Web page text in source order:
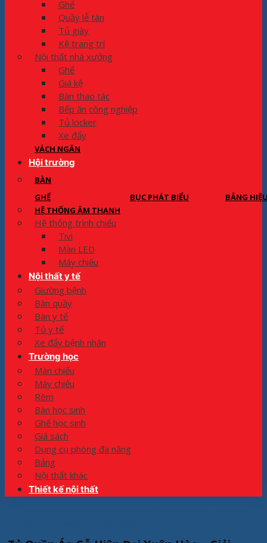
Ghế
Quầy lễ tân
Tủ giày
Kệ trang trí
Nội thất nhà xưởng
Ghế
Giá kệ
Bàn thao tác
Bếp ăn công nghiệp
Tủ locker
Xe đẩy
VÁCH NGĂN
Hội trường
BÀN
GHẾ
BỤC PHÁT BIỂU
BẢNG
HỆ THỐNG ÂM THANH
Hệ thống trình chiếu
Tivi
Màn LED
Máy chiếu
Nội thất y tế
Giường bệnh
Bàn quầy
Bàn y tế
Tủ y tế
Xe đẩy bệnh nhân
Trường học
Màn chiếu
Máy chiếu
Rèm
Bàn học sinh
Ghế học sinh
Giá sách
Dụng cụ phòng đa năng
Bảng
Nội thất khác
Thiết kế nội thất